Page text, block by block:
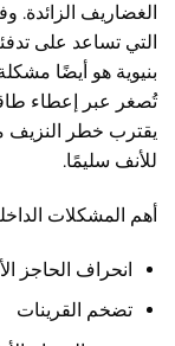
الغضاريف الزائدة.
التي تساعد على
بنيوية هو أيضًا
تُصغر عبر إعطاء طاقة
يقترب خطر النزيف
للأنف سليمًا.
أهم المشكلات
انحراف الحاجز
تضخم القرينات